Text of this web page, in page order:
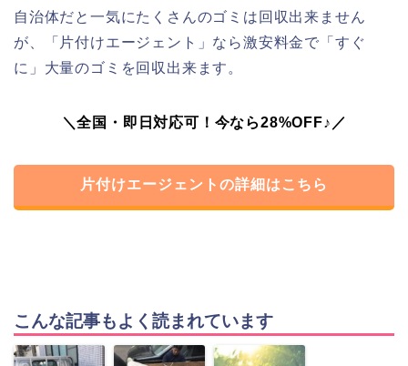
自治体だと一気にたくさんのゴミは回収出来ません
が、「片付けエージェント」なら激安料金で「すぐ
に」大量のゴミを回収出来ます。
＼全国・即日対応可！今なら28%OFF♪／
片付けエージェントの詳細はこちら
こんな記事もよく読まれています